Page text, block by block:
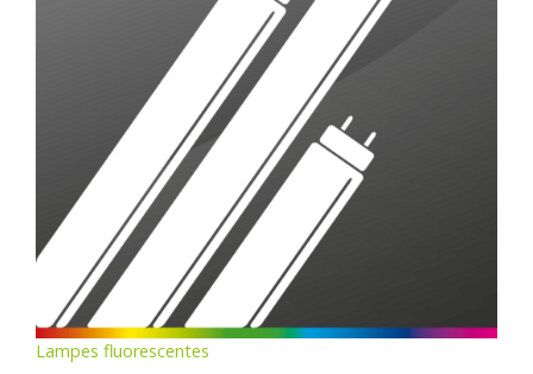
Informations & services
Actualités
L'entreprise
Contact
Lampes fluorescentes